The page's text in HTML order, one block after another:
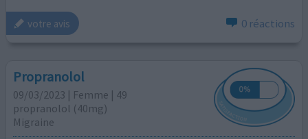
votre avis 0 réactions
Propranolol
09/03/2023 | Femme | 49
propranolol (40mg)
Migraine